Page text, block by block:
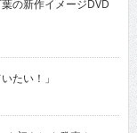
たい！」
ん初トレカ発売！